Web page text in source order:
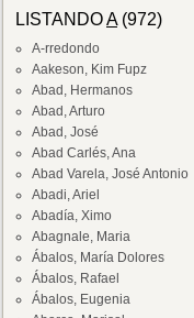
LISTANDOA(972)
A-rredondo
Aakeson, Kim Fupz
Abad, Hermanos
Abad, Arturo
Abad, José
Abad Carlés, Ana
Abad Varela, José Antonio
Abadi, Ariel
Abadía, Ximo
Abagnale, Maria
Ábalos, María Dolores
Ábalos, Rafael
Ábalos, Eugenia